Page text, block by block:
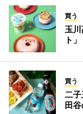
買う
玉
ト
買う
二
田